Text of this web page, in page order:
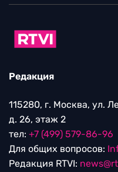
Редакция
115280, г. Москва, ул.
д. 26, этаж 2
тел: +7 (499) 579-86-96
Для общих вопросов:
Редакция RTVI: